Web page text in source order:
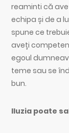
reaminti că
echipa și de a
spune ce
aveți
egoul
teme sau se
bun.
Iluzia poate